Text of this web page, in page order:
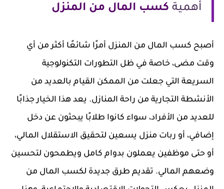
أهمية كسب المال من المنزل
أصبح كسب المال من المنزل أمرًا شائعًا أكثر من أي
وقت مضى، خاصة في ظل التطورات التكنولوجية
السريعة التي جعلت من الممكن القيام بالعديد من
الأنشطة التجارية من راحة المنازل. يعد هذا الخيار جذابًا
للعديد من الأفراد، سواء كانوا طلابًا يبحثون عن دخل
إضافي، أو ربات منزل يسعين لتحقيق الاستقلال المالي،
أو حتى موظفين يعملون بدوام كامل ويطمحون لتحسين
وضعهم المالي. تقديم طرق جديدة لكسب المال من